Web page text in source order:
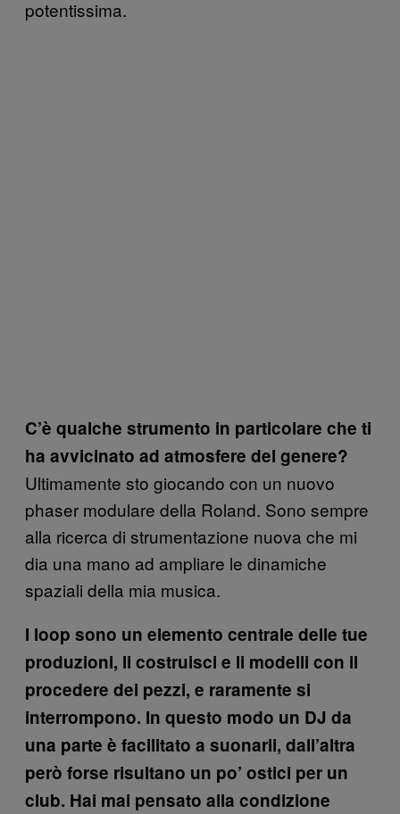
potentissima.
C’è qualche strumento in particolare che ti
ha avvicinato ad atmosfere del genere?
Ultimamente sto giocando con un nuovo
phaser modulare della Roland. Sono sempre
alla ricerca di strumentazione nuova che mi
dia una mano ad ampliare le dinamiche
spaziali della mia musica.
I loop sono un elemento centrale delle tue
produzioni, li costruisci e li modelli con il
procedere dei pezzi, e raramente si
interrompono. In questo modo un DJ da
una parte è facilitato a suonarli, dall’altra
però forse risultano un po’ ostici per un
club. Hai mai pensato alla condizione